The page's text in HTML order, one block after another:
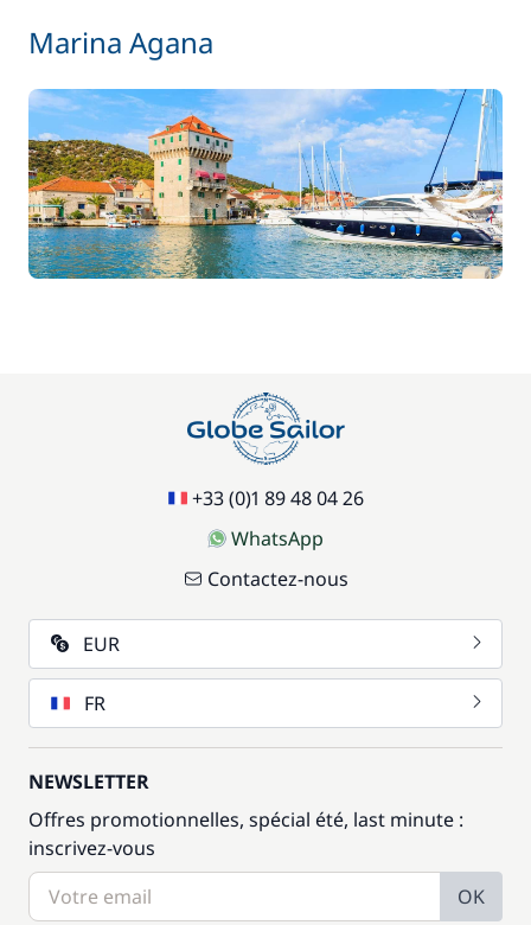
Skipper (repas non inclus)
Marina Agana
+33 (0)1 89 48 04 26
WhatsApp
Contactez-nous
EUR
FR
NEWSLETTER
Offres promotionnelles, spécial été, last minute :
inscrivez-vous
OK